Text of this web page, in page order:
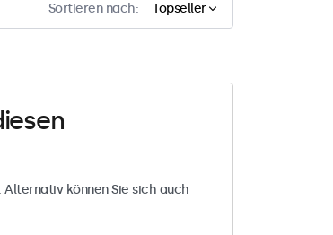
Sortieren nach: Topseller
können Sie sich auch